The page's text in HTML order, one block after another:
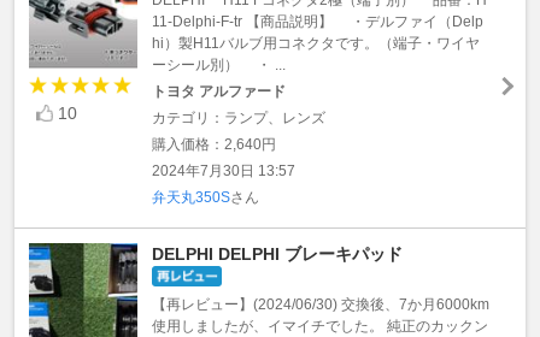
10
11-Delphi-F-tr 【商品説明】 ・デルファイ（Delp
hi）製H11バルブ用コネクタです。（端子・ワイヤ
ーシール別） ・ ...
トヨタ アルファード
カテゴリ：ランプ、レンズ
購入価格：2,640円
2024年7月30日 13:57
弁天丸350Sさん
DELPHI DELPHI ブレーキパッド
【再レビュー】(2024/06/30) 交換後、7か月6000km
使用しましたが、イマイチでした。 純正のカックン